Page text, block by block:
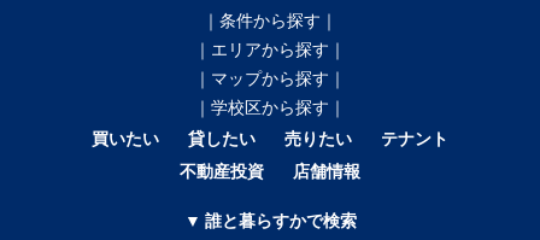
｜条件から探す｜
｜エリアから探す｜
｜マップから探す｜
｜学校区から探す｜
買いたい
貸したい 売りたい
テナント
不動産投資
店舗情報
▼ 誰と暮らすかで検索